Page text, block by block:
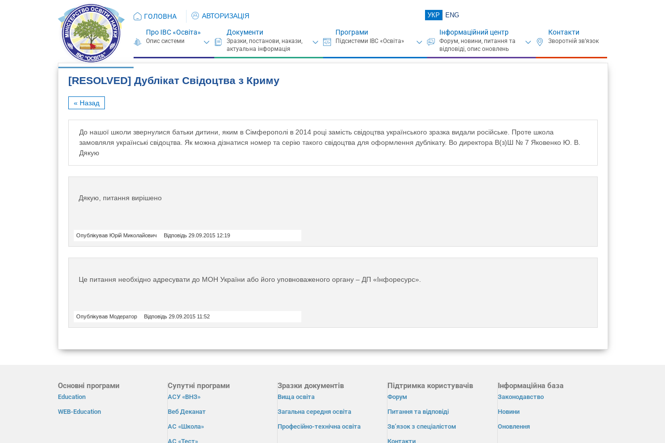
ГОЛОВНА АВТОРИЗАЦІЯ УКР ENG
Про ІВС «Освіта» Документи Програми Інформаційний центр Контакти
[RESOLVED] Дублікат Свідоцтва з Криму
« Назад
До нашої школи звернулися батьки дитини, яким в Сімферополі в 2014 році замість свідоцтва українського зразка видали російське. Проте школа
замовляля українські свідоцтва. Як можна дізнатися номер та серію такого свідоцтва для оформлення дублікату. Во директора В(з)Ш № 7 Яковенко Ю. В.
Дякую
Дякую, питання вирішено
Опублікував Юрій Миколайович Відповідь 29.09.2015 12:19
Це питання необхідно адресувати до МОН України або його уповноваженого органу – ДП «Інфоресурс».
Опублікував Модератор Відповідь 29.09.2015 11:52
Основні програми
Education
WEB-Education
Супутні програми
АСУ «ВНЗ»
Веб Деканат
АС «Школа»
АС «Тест»
Зразки документів
Вища освіта
Загальна середня освіта
Професійно-технічна освіта
Підтримка користувачів
Форум
Питання та відповіді
Зв’язок з спеціалістом
Контакти
Інформаційна база
Законодавство
Новини
Оновлення